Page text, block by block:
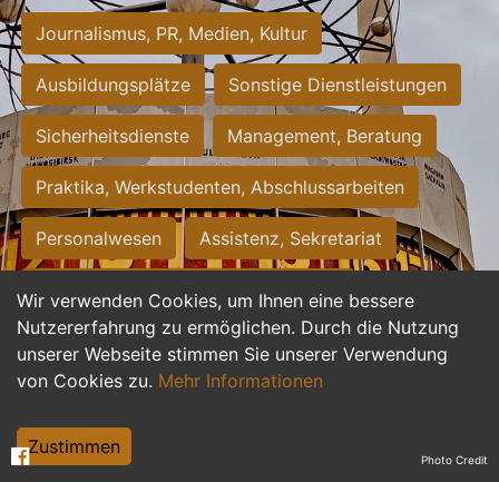
Wir verwenden Cookies, um Ihnen eine bessere
Nutzererfahrung zu ermöglichen. Durch die Nutzung
unserer Webseite stimmen Sie unserer Verwendung
von Cookies zu. Mehr Informationen
Zustimmen
Journalismus, PR, Medien, Kultur
Ausbildungsplätze Sonstige Dienstleistungen
Sicherheitsdienste Management, Beratung
Praktika, Werkstudenten, Abschlussarbeiten
Personalwesen Assistenz, Sekretariat
Hilfskräfte, Aushilfs- und Nebenjobs
Einkauf, Logistik, Materialwirtschaft
Weiterbildung, Studium, duale Ausbildung
Tourismus
Photo Credit